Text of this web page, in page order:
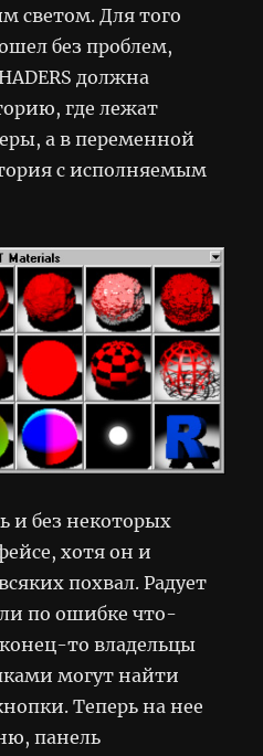
светом. Для того
без проблем,
должна
где лежат
а в переменной
с исполняемым
и без некоторых
хотя он и
похвал. Радует
по ошибке что-
то владельцы
могут найти
Теперь на нее
панель